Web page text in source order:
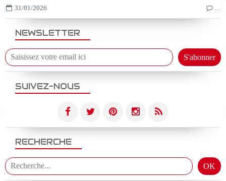
NEWSLETTER
SUIVEZ-NOUS
RECHERCHE
31/01/2026 …